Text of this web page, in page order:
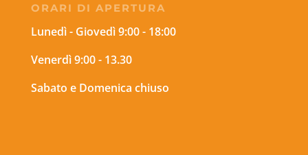
ORARI DI APERTURA
Lunedì - Giovedì 9:00 - 18:00
Venerdì 9:00 - 13.30
Sabato e Domenica chiuso